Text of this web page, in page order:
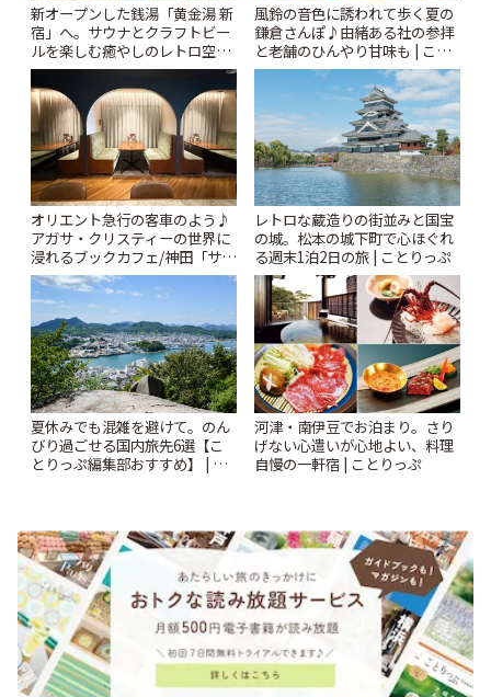
新オープンした銭湯「黄金湯 新
宿」へ。サウナとクラフトビー
ルを楽しむ癒やしのレトロ空間
| ことりっぷ
風鈴の音色に誘われて歩く夏の
鎌倉さんぽ♪由緒ある社の参拝
と老舗のひんやり甘味も | こと
りっぷ
オリエント急行の客車のよう♪
アガサ・クリスティーの世界に
浸れるブックカフェ/神田「サロ
ンクリスティ」 | ことりっぷ
レトロな蔵造りの街並みと国宝
の城。松本の城下町で心ほぐれ
る週末1泊2日の旅 | ことりっぷ
夏休みでも混雑を避けて。のん
びり過ごせる国内旅先6選【こ
とりっぷ編集部おすすめ】 | こ
河津・南伊豆でお泊まり。さり
げない心遣いが心地よい、料理
自慢の一軒宿 | ことりっぷ